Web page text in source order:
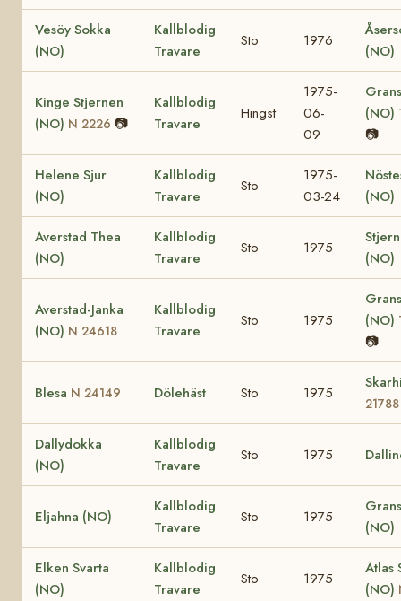
Vesöy Sokka
(NO)
Kallblodig
Travare
Sto 1976
(NO)
Kinge Stjernen
(NO) N 2226 📷
Kallblodig
Travare
Hingst
1975-
06-
09
(NO)
📷
Helene Sjur
(NO)
Kallblodig
Travare
Sto
1975-
03-24
(NO)
Averstad Thea
(NO)
Kallblodig
Travare
Sto 1975
(NO)
Averstad-Janka
(NO) N 24618
Kallblodig
Travare
Sto 1975
(NO)
📷
Blesa N 24149 Dölehäst Sto 1975
21788
Dallydokka
(NO)
Kallblodig
Travare
Sto 1975
Eljahna (NO)
Kallblodig
Travare
Sto 1975
(NO)
Elken Svarta
(NO)
Kallblodig
Travare
Sto 1975
Atlas
(NO)